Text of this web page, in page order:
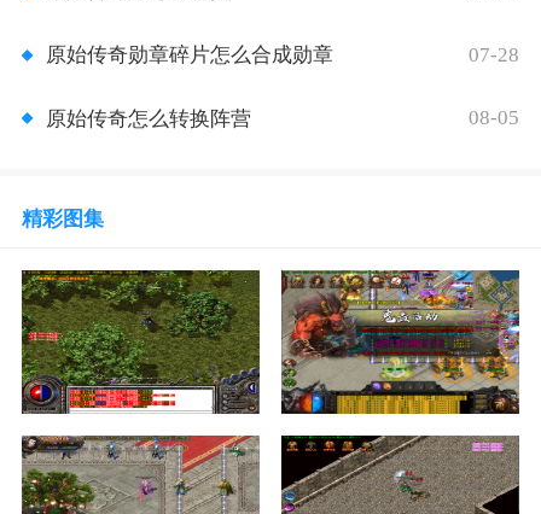
原始传奇勋章碎片怎么合成勋章 07-28
原始传奇怎么转换阵营 08-05
精彩图集